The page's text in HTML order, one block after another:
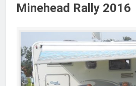
Minehead Rally 2016